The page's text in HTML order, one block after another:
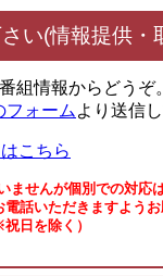
い(情報提供・
組情報からどうぞ。
フォーム より送信
こちら
せんが個別での対応
いただきますようお
日を除く）